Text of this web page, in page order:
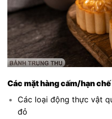
Các mặt hàng cấm/hạn
Các loại động thực vật
đỏ